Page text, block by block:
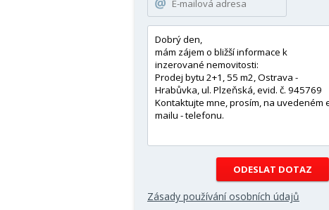
Zásady používání osobních údajů